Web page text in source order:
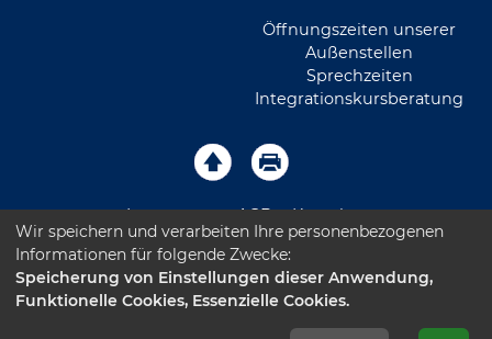
Öffnungszeiten unserer
Außenstellen
Sprechzeiten
Integrationskursberatung
Impressum AGB Kontakt
Sitemap Datenschutz Leichte Sprache
Barrierefreiheitserklärung
Wir speichern und verarbeiten Ihre personenbezogenen
Informationen für folgende Zwecke:
Speicherung von Einstellungen dieser Anwendung,
Funktionelle Cookies, Essenzielle Cookies.